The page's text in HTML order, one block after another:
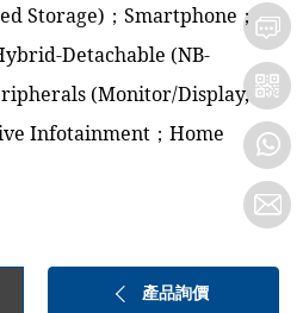
Storage)；Smartphone；
Detachable (NB-
(Monitor/Display,
Infotainment；Home
產品詢價